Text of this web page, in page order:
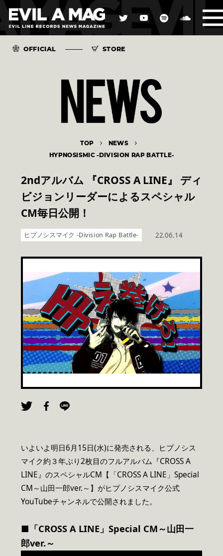
OFFICIAL STORE
TOP NEWS
HYPNOSISMIC -DIVISION RAP BATTLE-
2ndアルバム 『CROSS A LINE』 ディ
ビジョンリーダーによるスペシャル
CM毎日公開！
ヒプノシスマイク -Division Rap Battle- 22.06.14
いよいよ明日6月15日(水)に発売される、ヒプノシス
マイク約３年ぶり2枚目のフルアルバム『CROSS A
LINE』のスペシャルCM【「CROSS A LINE」Special
CM～山田一郎ver.～】がヒプノシスマイク公式
YouTubeチャンネルで公開されました。
■「CROSS A LINE」Special CM～山田一
郎ver.～